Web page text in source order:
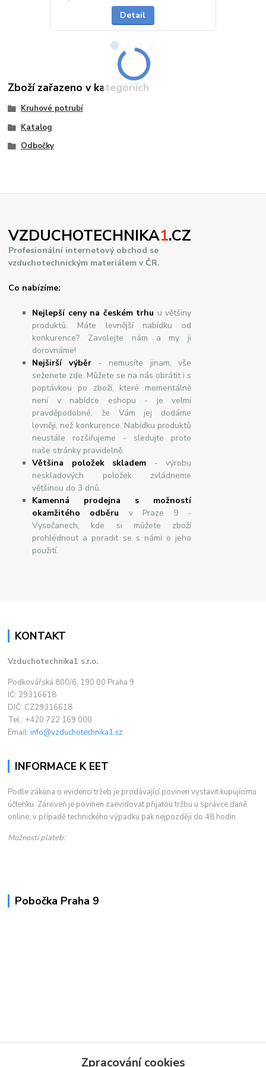
Detail
Zboží zařazeno v kategoriích
Kruhové potrubí
Katalog
Odbočky
VZDUCHOTECHNIKA1.CZ
Profesionální internetový obchod se
vzduchotechnickým materiálem v ČR.
Co nabízíme:
Nejlepší ceny na českém trhu u většiny
produktů. Máte levnější nabídku od
konkurence? Zavolejte nám a my ji
dorovnáme!
Nejširšívýběr- nemusíte jinam, vše
seženete zde. Můžete se na nás obrátit i s
poptávkou po zboží, které momentálně
není v nabídce eshopu - je velmi
pravděpodobné, že Vám jej dodáme
levněji, než konkurence. Nabídku produktů
neustále rozšiřujeme - sledujte proto
naše stránky pravidelně.
Většina položek skladem - výrobu
neskladových položek zvládneme
většinou do 3 dnů.
Kamenná prodejna s možností
okamžitého odběru v Praze 9 -
Vysočanech, kde si můžete zboží
prohlédnout a poradit se s námi o jeho
použití.
KONTAKT
Vzduchotechnika1 s.r.o.
Podkovářská 800/6, 190 00 Praha 9
IČ: 29316618
DIČ: CZ29316618
Tel.: +420 722 169 000
Email:info@vzduchotechnika1.cz
INFORMACE K EET
Podle zákona o evidenci tržeb je prodávající povinen vystavit kupujícímu
účtenku. Zároveň je povinen zaevidovat přijatou tržbu u správce daně
online; v případě technického výpadku pak nejpozději do 48 hodin.
Možnosti plateb:
Pobočka Praha 9
Zpracování cookies